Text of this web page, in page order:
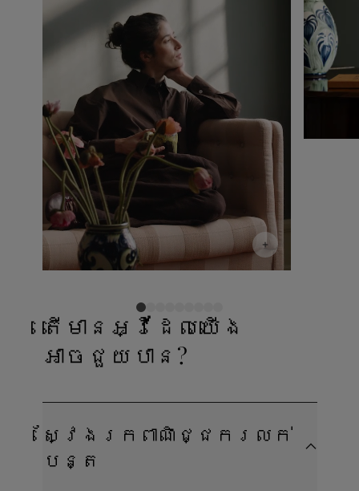
តើមានអ្វីដែលយើង
អាចជួយបាន?
ស្វែងរកពាណិជ្ជករលក់
បន្ត